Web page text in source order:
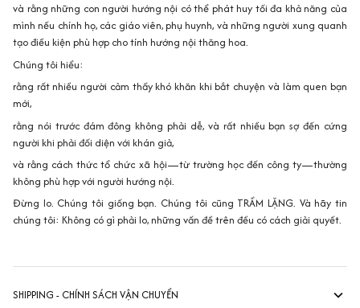
và rằng những con người hướng nội có thể phát huy tối đa khả năng của
mình nếu chính họ, các giáo viên, phụ huynh, và những người xung quanh
tạo điều kiện phù hợp cho tính hướng nội thăng hoa.
Chúng tôi hiểu:
rằng rất nhiều người cảm thấy khó khăn khi bắt chuyện và làm quen bạn
mới,
rằng nói trước đám đông không phải dễ, và rất nhiều bạn sợ đến cứng
người khi phải đối diện với khán giả,
và rằng cách thức tổ chức xã hội—từ trường học đến công ty—thường
không phù hợp với người hướng nội.
Đừng lo. Chúng tôi giống bạn. Chúng tôi cũng TRẦM LẶNG. Và hãy tin
chúng tôi: Không có gì phải lo, những vấn đề trên đều có cách giải quyết.
SHIPPING - CHÍNH SÁCH VẬN CHUYỂN